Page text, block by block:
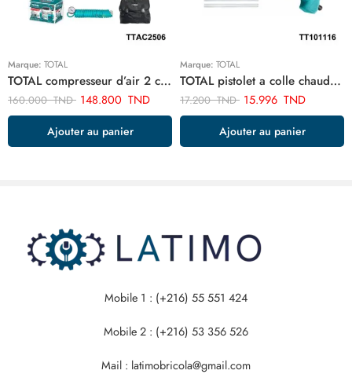
Marque: TOTAL
TOTAL compresseur d’air 2 cylindre TTAC2506
160.000TND 148.800 TND
Ajouter au panier
Marque: TOTAL
TOTAL pistolet a colle chaude 100w TT101116
17.200TND 15.996 TND
Ajouter au panier
Mobile 1 : (+216) 55 551 424
Mobile 2 : (+216) 53 356 526
Mail : latimobricola@gmail.com